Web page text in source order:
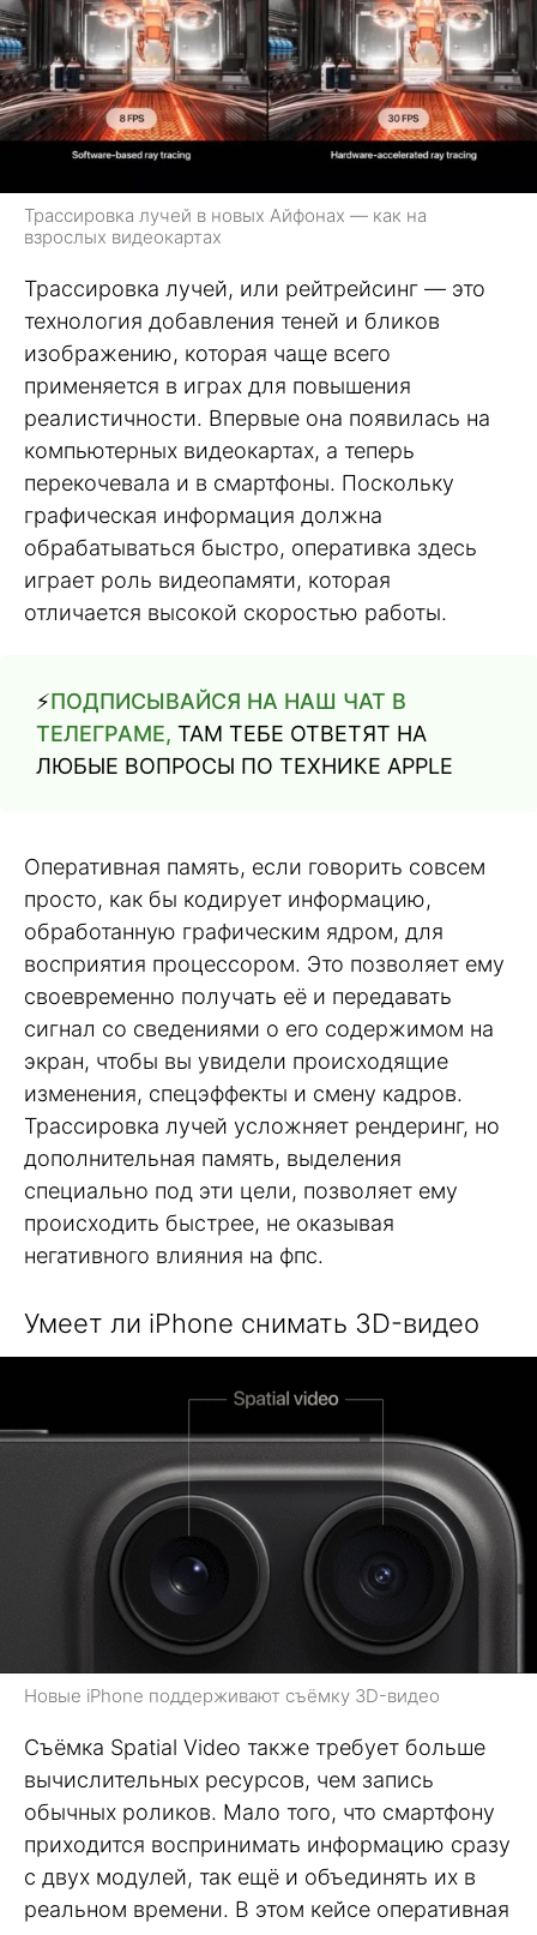
Трассировка лучей в новых Айфонах — как на
взрослых видеокартах
Трассировка лучей, или рейтрейсинг — это
технология добавления теней и бликов
изображению, которая чаще всего
применяется в играх для повышения
реалистичности. Впервые она появилась на
компьютерных видеокартах, а теперь
перекочевала и в смартфоны. Поскольку
графическая информация должна
обрабатываться быстро, оперативка здесь
играет роль видеопамяти, которая
отличается высокой скоростью работы.
⚡️ПОДПИСЫВАЙСЯ НА НАШ ЧАТ В
ТЕЛЕГРАМЕ, ТАМ ТЕБЕ ОТВЕТЯТ НА
ЛЮБЫЕ ВОПРОСЫ ПО ТЕХНИКЕ APPLE
Оперативная память, если говорить совсем
просто, как бы кодирует информацию,
обработанную графическим ядром, для
восприятия процессором. Это позволяет ему
своевременно получать её и передавать
сигнал со сведениями о его содержимом на
экран, чтобы вы увидели происходящие
изменения, спецэффекты и смену кадров.
Трассировка лучей усложняет рендеринг, но
дополнительная память, выделения
специально под эти цели, позволяет ему
происходить быстрее, не оказывая
негативного влияния на фпс.
Умеет ли iPhone снимать 3D-видео
Новые iPhone поддерживают съёмку 3D-видео
Съёмка Spatial Video также требует больше
вычислительных ресурсов, чем запись
обычных роликов. Мало того, что смартфону
приходится воспринимать информацию сразу
с двух модулей, так ещё и объединять их в
реальном времени. В этом кейсе оперативная